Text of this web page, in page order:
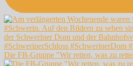
Die FB-Gruppe "Wir retten, was zu